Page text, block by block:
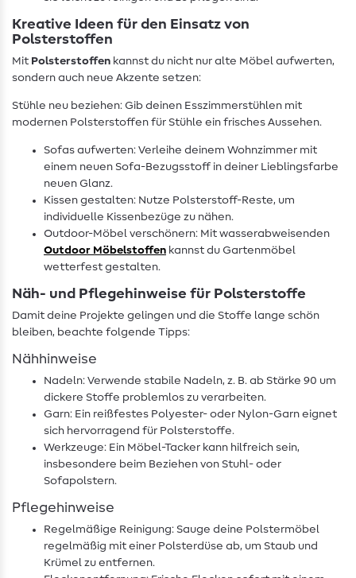
Kreative Ideen für den Einsatz von
Polsterstoffen
Mit Polsterstoffen kannst du nicht nur alte Möbel aufwerten,
sondern auch neue Akzente setzen:
Stühle neu beziehen: Gib deinen Esszimmerstühlen mit
modernen Polsterstoffen für Stühle ein frisches Aussehen.
Sofas aufwerten: Verleihe deinem Wohnzimmer mit
einem neuen Sofa-Bezugsstoff in deiner Lieblingsfarbe
neuen Glanz.
Kissen gestalten: Nutze Polsterstoff-Reste, um
individuelle Kissenbezüge zu nähen.
Outdoor-Möbel verschönern: Mit wasserabweisenden
Outdoor Möbelstoffen kannst du Gartenmöbel
wetterfest gestalten.
Näh- und Pflegehinweise für Polsterstoffe
Damit deine Projekte gelingen und die Stoffe lange schön
bleiben, beachte folgende Tipps:
Nähhinweise
Nadeln: Verwende stabile Nadeln, z. B. ab Stärke 90 um
dickere Stoffe problemlos zu verarbeiten.
Garn: Ein reißfestes Polyester- oder Nylon-Garn eignet
sich hervorragend für Polsterstoffe.
Werkzeuge: Ein Möbel-Tacker kann hilfreich sein,
insbesondere beim Beziehen von Stuhl- oder
Sofapolstern.
Pflegehinweise
Regelmäßige Reinigung: Sauge deine Polstermöbel
regelmäßig mit einer Polsterdüse ab, um Staub und
Krümel zu entfernen.